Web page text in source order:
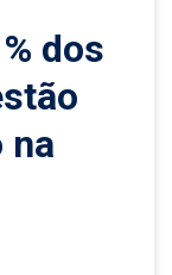
dos
na